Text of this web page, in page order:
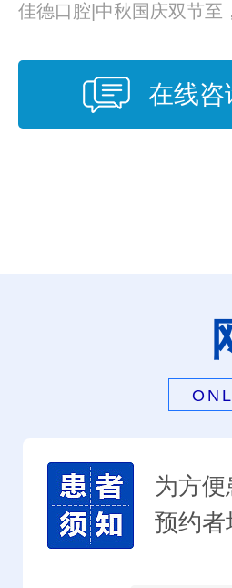
佳德口腔|中秋国庆双节至
在线咨
为方
预约者